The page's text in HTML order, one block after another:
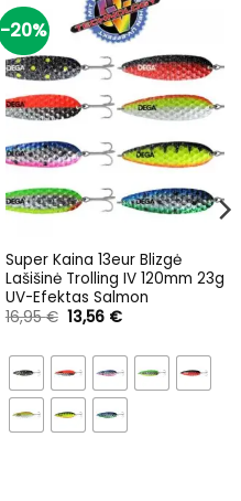
-20%
Super Kaina 13eur Blizgė
Lašišinė Trolling IV 120mm 23g
UV-Efektas Salmon
16,95€ Original
price
16,95 €.
13,56 €Current
13,56 €.